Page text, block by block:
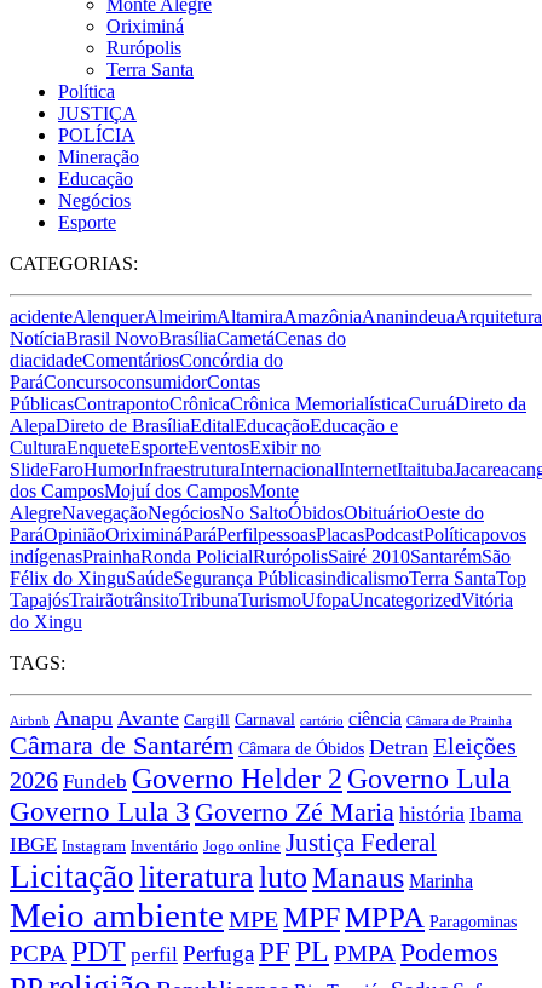
Monte Alegre
Oriximiná
Rurópolis
Terra Santa
Política
JUSTIÇA
POLÍCIA
Mineração
Educação
Negócios
Esporte
CATEGORIAS:
acidenteAlenquerAlmeirimAltamiraAmazôniaAnanindeuaArquitetura
NotíciaBrasil NovoBrasíliaCametáCenas do
diacidadeComentáriosConcórdia do
ParáConcursoconsumidorContas
PúblicasContrapontoCrônicaCrônica MemorialísticaCuruáDireto da
AlepaDireto de BrasíliaEditalEducaçãoEducação e
CulturaEnqueteEsporteEventosExibir no
SlideFaroHumorInfraestruturaInternacionalInternetItaituba
dos CamposMojuí dos CamposMonte
AlegreNavegaçãoNegóciosNo SaltoÓbidosObituárioOeste do
ParáOpiniãoOriximináParáPerfilpessoasPlacasPodcastPolíticapovos
indígenasPrainhaRonda PolicialRurópolisSairé 2010SantarémSão
Félix do XinguSaúdeSegurança PúblicasindicalismoTerra SantaTop
TapajósTrairãotrânsitoTribunaTurismoUfopaUncategorizedVitória
do Xingu
TAGS:
Airbnb Anapu Avante Cargill Carnaval cartório ciência Câmara de Prainha
Câmara de Santarém Câmara de Óbidos Detran Eleições
2026 Fundeb Governo Helder 2 Governo Lula
Governo Lula 3 Governo Zé Maria história Ibama
IBGE Instagram Inventário Jogo online Justiça Federal
LicitaçãoliteraturalutoManaus Marinha
Meio ambiente MPEMPFMPPA Paragominas
PCPA PDT perfil PerfugaPFPL PMPA Podemos